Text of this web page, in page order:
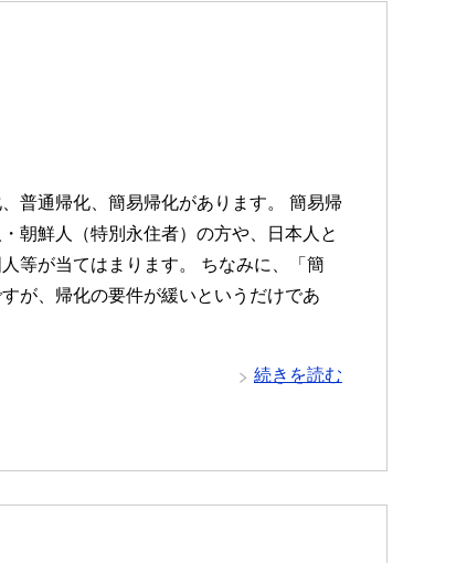
普通帰化、簡易帰化があります。 簡易帰
朝鮮人（特別永住者）の方や、日本人と
等が当てはまります。 ちなみに、「簡
が、帰化の要件が緩いというだけであ
続きを読む